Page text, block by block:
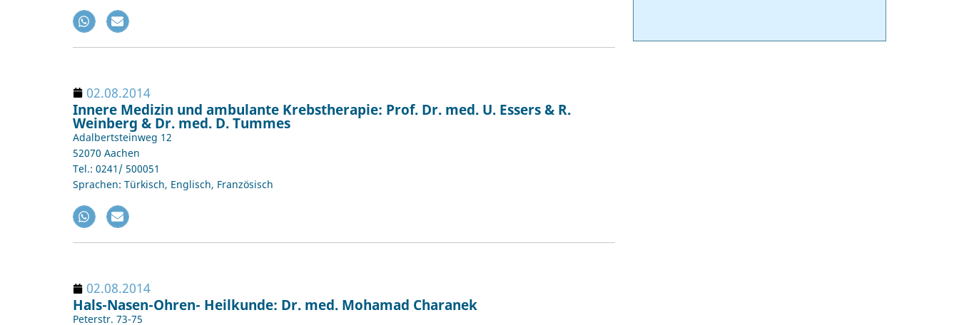
02.08.2014
Innere Medizin und ambulante Krebstherapie: Prof. Dr. med. U. Essers & R.
Weinberg & Dr. med. D. Tummes
Adalbertsteinweg 12
52070 Aachen
Tel.: 0241/ 500051
Sprachen: Türkisch, Englisch, Französisch
02.08.2014
Hals-Nasen-Ohren- Heilkunde: Dr. med. Mohamad Charanek
Peterstr. 73-75